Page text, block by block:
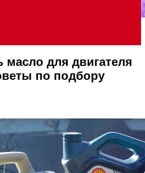
масло для двигателя
по подбору